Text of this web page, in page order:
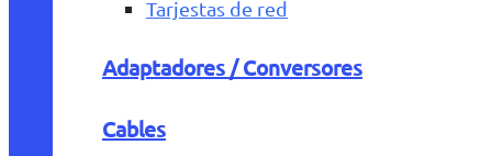
Tarjestas de red
Adaptadores / Conversores
Cables